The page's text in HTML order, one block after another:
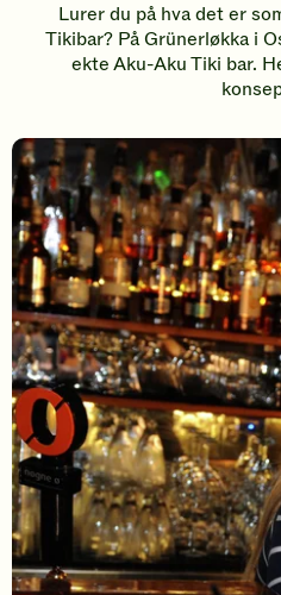
Lurer du på hva det er
Tikibar? På Grünerløkka i
ekte Aku-Aku Tiki bar.